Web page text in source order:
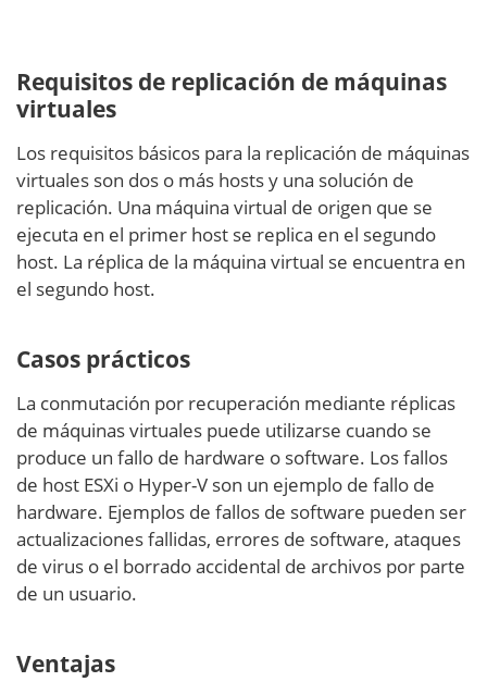
Requisitos de replicación de máquinas
virtuales
Los requisitos básicos para la replicación de máquinas
virtuales son dos o más hosts y una solución de
replicación. Una máquina virtual de origen que se
ejecuta en el primer host se replica en el segundo
host. La réplica de la máquina virtual se encuentra en
el segundo host.
Casos prácticos
La conmutación por recuperación mediante réplicas
de máquinas virtuales puede utilizarse cuando se
produce un fallo de hardware o software. Los fallos
de host ESXi o Hyper-V son un ejemplo de fallo de
hardware. Ejemplos de fallos de software pueden ser
actualizaciones fallidas, errores de software, ataques
de virus o el borrado accidental de archivos por parte
de un usuario.
Ventajas